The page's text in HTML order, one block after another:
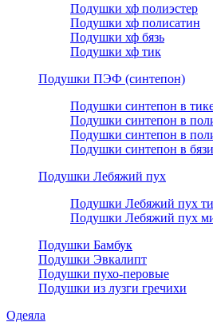
Подушки хф полиэстер
Подушки хф полисатин
Подушки хф бязь
Подушки хф тик
Подушки ПЭФ (синтепон)
Подушки синтепон в
Подушки синтепон в
Подушки синтепон в
Подушки синтепон в бязи
Подушки Лебяжий пух
Подушки Лебяжий пух
Подушки Лебяжий пух
Подушки Бамбук
Подушки Эвкалипт
Подушки пухо-перовые
Подушки из лузги гречихи
Одеяла